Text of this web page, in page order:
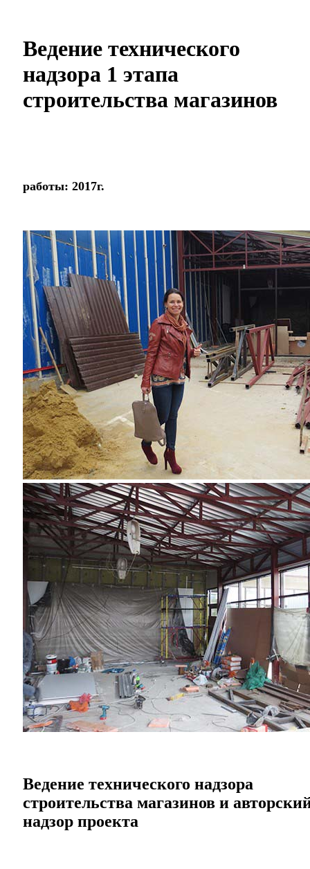
Ведение технического
надзора 1 этапа
строительства магазинов
работы: 2017г.
Ведение технического надзора
строительства магазинов и
надзор проекта